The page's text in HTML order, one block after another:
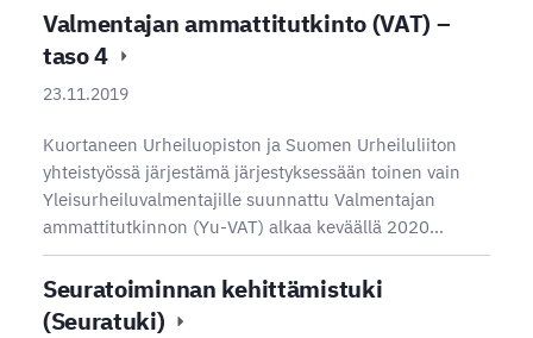
Valmentajan ammattitutkinto (VAT) –
taso 4
23.11.2019
Kuortaneen Urheiluopiston ja Suomen Urheiluliiton
yhteistyössä järjestämä järjestyksessään toinen vain
Yleisurheiluvalmentajille suunnattu Valmentajan
ammattitutkinnon (Yu-VAT) alkaa keväällä 2020…
Seuratoiminnan kehittämistuki
(Seuratuki)